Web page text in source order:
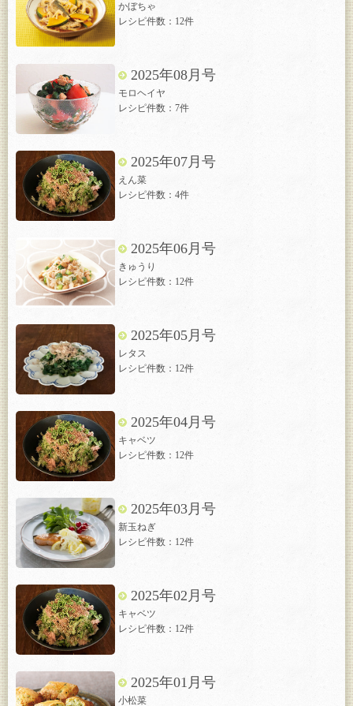
かぼちゃ
レシピ件数：12件
2025年08月号
モロヘイヤ
レシピ件数：7件
2025年07月号
えん菜
レシピ件数：4件
2025年06月号
きゅうり
レシピ件数：12件
2025年05月号
レタス
レシピ件数：12件
2025年04月号
キャベツ
レシピ件数：12件
2025年03月号
新玉ねぎ
レシピ件数：12件
2025年02月号
キャベツ
レシピ件数：12件
2025年01月号
小松菜